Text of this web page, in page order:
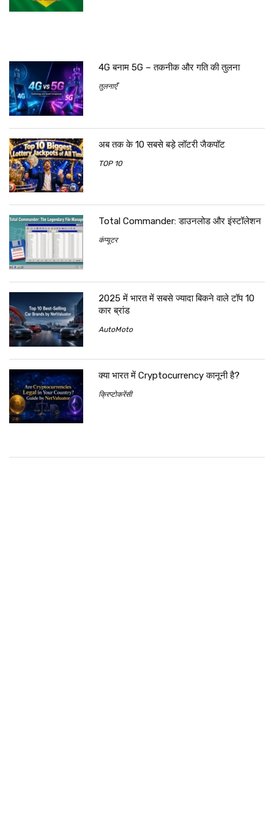
4G बनाम 5G – तकनीक और गति की तुलना
तुलनाएँ
अब तक के 10 सबसे बड़े लॉटरी जैकपॉट
TOP 10
Total Commander: डाउनलोड और इंस्टॉलेशन
कंप्यूटर
2025 में भारत में सबसे ज्यादा बिकने वाले टॉप 10
कार ब्रांड
AutoMoto
क्या भारत में Cryptocurrency कानूनी है?
क्रिप्टोकरेंसी